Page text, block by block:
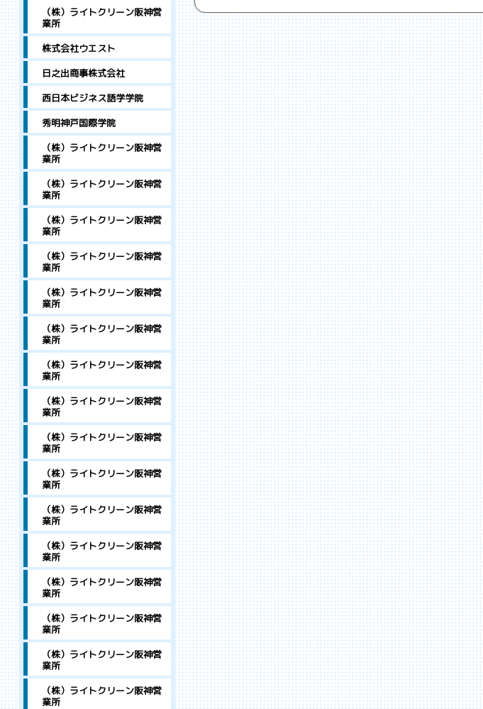
（株）ライトクリーン阪神営
業所
株式会社ウエスト
日之出商事株式会社
西日本ビジネス語学学院
秀明神戸国際学院
（株）ライトクリーン阪神営
業所
（株）ライトクリーン阪神営
業所
（株）ライトクリーン阪神営
業所
（株）ライトクリーン阪神営
業所
（株）ライトクリーン阪神営
業所
（株）ライトクリーン阪神営
業所
（株）ライトクリーン阪神営
業所
（株）ライトクリーン阪神営
業所
（株）ライトクリーン阪神営
業所
（株）ライトクリーン阪神営
業所
（株）ライトクリーン阪神営
業所
（株）ライトクリーン阪神営
業所
（株）ライトクリーン阪神営
業所
（株）ライトクリーン阪神営
業所
（株）ライトクリーン阪神営
業所
（株）ライトクリーン阪神営
業所